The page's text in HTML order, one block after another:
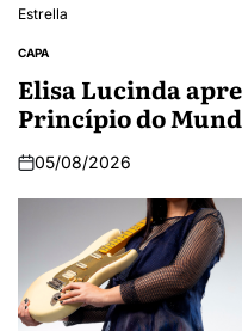
Estrella
CAPA
Elisa Lucinda
Princípio do
05/08/2026